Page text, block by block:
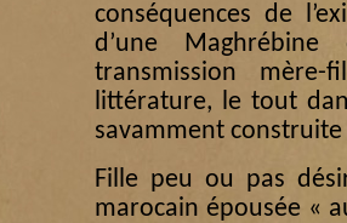
conséquences de
d’une
transmission
littérature, le tout
savamment
Fille peu ou pas
marocain épousée «